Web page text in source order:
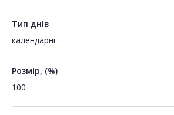
Тип днів
календарні
Розмір, (%)
100